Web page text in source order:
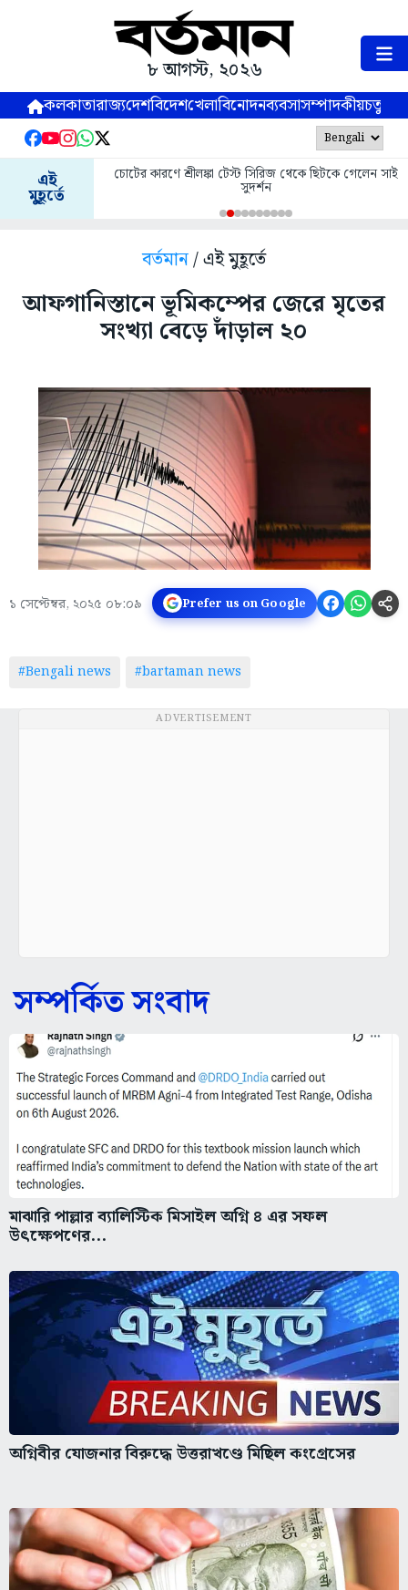
৮ আগস্ট, ২০২৬
কলকাতারাজ্যদেশবিদেশখেলাবিনোদনব্যবসাসম্পাদকীয়
এই
মুহূর্তে
চোটের কারণে শ্রীলঙ্কা টেস্ট সিরিজ থেকে ছিটকে গেলেন সাই
সুদর্শন
বর্তমান/ এই মুহূর্তে
আফগানিস্তানে ভূমিকম্পের জেরে মৃতের
সংখ্যা বেড়ে দাঁড়াল ২০
১ সেপ্টেম্বর, ২০২৫ ০৮:০৯ Prefer us on Google
#Bengali news #bartaman news
ADVERTISEMENT
সম্পর্কিত সংবাদ
মাঝারি পাল্লার ব্যালিস্টিক মিসাইল অগ্নি ৪ এর সফল
উৎক্ষেপণের...
অগ্নিবীর যোজনার বিরুদ্ধে উত্তরাখণ্ডে মিছিল কংগ্রেসের